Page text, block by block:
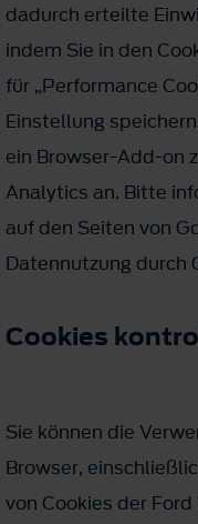
dadurch erteilte
indem Sie in den
für „Performance
Einstellung
ein Browser-Add-on
Analytics an. Bitte
auf den Seiten von
Datennutzung durch
Cookies
Sie können die
Browser,
von Cookies der